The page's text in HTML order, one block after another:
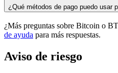
¿Qué métodos de pago puedo usar
¿Más preguntas sobre Bitcoin o
de ayuda para más respuestas.
Aviso de riesgo